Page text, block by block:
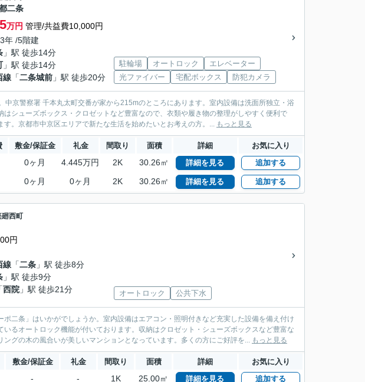
二条
万円 管理/共益費10,000円
年 /5階建
」駅 徒歩14分
」駅 徒歩14分
線 「二条城前 」駅 徒歩20分
駐輪場 オートロック
エレベーター
光ファイバー
宅配ボックス 防犯カメラ
中京警察署 千本丸太町交番が家から215mのところにあります。室内設備は洗面所独立・浴
シューズボックス・クロゼットなど豊富なので、衣類や履き物の整理がしやすく便利で
。京都市中京区エリアで新たな生活を始めたいとお考えの方。... もっと見る
敷金/保証金 礼金 間取り 面積 詳細 お気に入り
0ヶ月 4.445万円 2K 30.26㎡ 詳細を見る 追加する
0ヶ月 0ヶ月 2K 30.26㎡ 詳細を見る 追加する
廻西町
円
線 「二条 」駅 徒歩8分
」駅 徒歩9分
「西院 」駅 徒歩21分 オートロック 公共下水
二条」はいかがでしょうか。室内設備はエアコン・照明付きなど充実した設備を備え付け
るオートロック機能が付いております。収納はクロゼット・シューズボックスなど豊富な
グの木の風合いが美しいマンションとなっています。多くの方にご好評を... もっと見る
敷金/保証金 礼金 間取り 面積 詳細 お気に入り
- - 1K 25.00㎡ 詳細を見る 追加する